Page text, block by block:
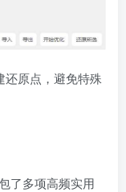
原点，避免特殊
了多项高频实用